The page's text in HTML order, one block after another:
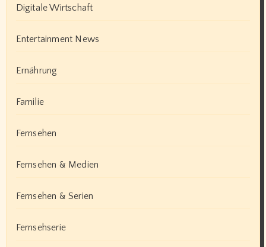
Digitale Wirtschaft
Entertainment News
Ernährung
Familie
Fernsehen
Fernsehen & Medien
Fernsehen & Serien
Fernsehserie